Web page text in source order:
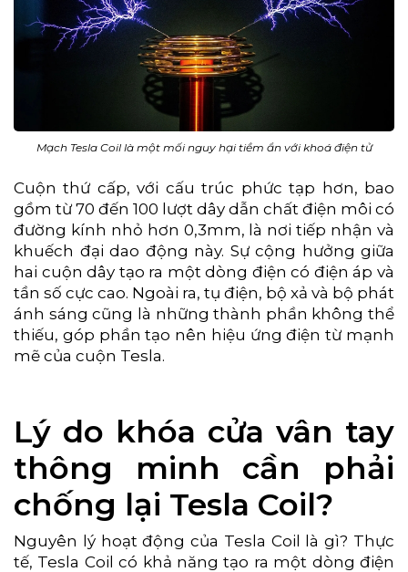
Mạch Tesla Coil là một mối nguy hại tiềm ẩn với khoá điện tử
Cuộn thứ cấp, với cấu trúc phức tạp hơn, bao
gồm từ 70 đến 100 lượt dây dẫn chất điện môi có
đường kính nhỏ hơn 0,3mm, là nơi tiếp nhận và
khuếch đại dao động này. Sự cộng hưởng giữa
hai cuộn dây tạo ra một dòng điện có điện áp và
tần số cực cao. Ngoài ra, tụ điện, bộ xả và bộ phát
ánh sáng cũng là những thành phần không thể
thiếu, góp phần tạo nên hiệu ứng điện từ mạnh
mẽ của cuộn Tesla.
Lý do khóa cửa vân tay
thông minh cần phải
chống lại Tesla Coil?
Nguyên lý hoạt động của Tesla Coil là gì? Thực
tế, Tesla Coil có khả năng tạo ra một dòng điện